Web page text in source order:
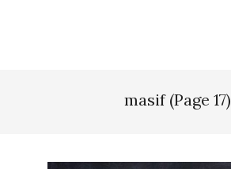
masif (Page 17)